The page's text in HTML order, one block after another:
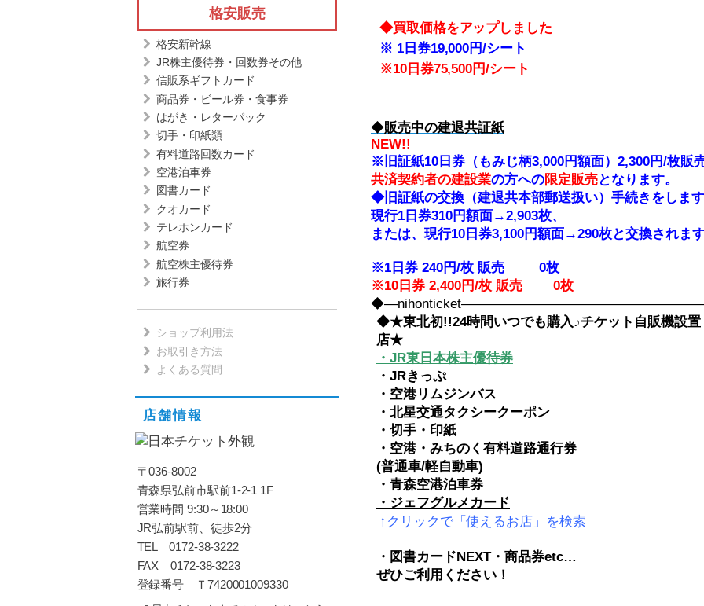
◆買取価格をアップしました
※ 1日券19,000円/シート
※10日券75,500円/シート
◆販売中の建退共証紙
NEW!!
※旧証紙10日券（もみじ柄3,000円額面）2,300円/枚
共済契約者の建設業の方への限定販売となります。
◆旧証紙の交換（建退共本部郵送扱い）手続きをします
現行1日券310円額面→2,903枚、
または、現行10日券3,100円額面→290枚と交換されます
※1日券 240円/枚 販売 0枚
※10日券 2,400円/枚 販売 0枚
◆★東北初!!24時間いつでも購入♪チケット自販機設置
店★
・JR東日本株主優待券
・JRきっぷ
・空港リムジンバス
・北星交通タクシークーポン
・切手・印紙
・空港・みちのく有料道路通行券
(普通車/軽自動車)
・青森空港泊車券
・ジェフグルメカード
↑クリックで「使えるお店」を検索
・図書カードNEXT・商品券etc…
ぜひご利用ください！
格安販売
格安新幹線
JR株主優待券・回数券その他
信販系ギフトカード
商品券・ビール券・食事券
はがき・レターパック
切手・印紙類
有料道路回数カード
空港泊車券
図書カード
クオカード
テレホンカード
航空券
航空株主優待券
旅行券
ショップ利用法
お取引き方法
よくある質問
店舗情報
〒036-8002
青森県弘前市駅前1-2-1 1F
営業時間 9:30～18:00
JR弘前駅前、徒歩2分
TEL 0172-38-3222
FAX 0172-38-3223
登録番号 Ｔ7420001009330